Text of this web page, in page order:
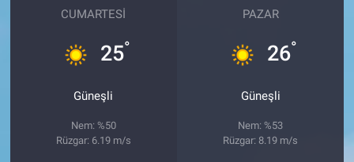
CUMARTESI
25°
Güneşli
Nem: %50
Rüzgar: 6.19 m/s
PAZAR
26°
Güneşli
Nem: %53
Rüzgar: 8.19 m/s